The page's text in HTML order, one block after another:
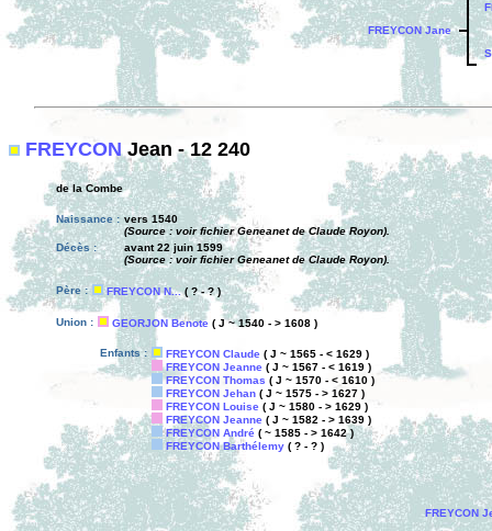
FREYCON Jane
FREYCONJean - 12 240
de la Combe
Naissance : vers 1540
(Source : voir fichier Geneanet de Claude Royon).
Décès :
avant 22 juin 1599
(Source : voir fichier Geneanet de Claude Royon).
Père : FREYCON N...( ? - ? )
Union : GEORJON Benote ( J ~ 1540 - > 1608 )
Enfants : FREYCON Claude ( J ~ 1565 - < 1629 )
FREYCON Jeanne ( J ~ 1567 - < 1619 )
FREYCON Thomas ( J ~ 1570 - < 1610 )
FREYCON Jehan ( J ~ 1575 - > 1627 )
FREYCON Louise ( J ~ 1580 - > 1629 )
FREYCON Jeanne ( J ~ 1582 - > 1639 )
FREYCON André ( ~ 1585 - > 1642 )
FREYCON Barthélemy ( ? - ? )
FREYCON